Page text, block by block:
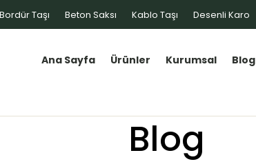
Bordür Taşı Beton Saksı Kablo Taşı Desenli Karo
Ana Sayfa Ürünler Kurumsal Blog
Blog